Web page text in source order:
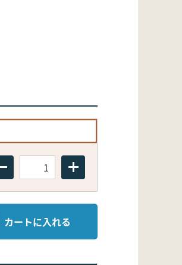
カートに入れる